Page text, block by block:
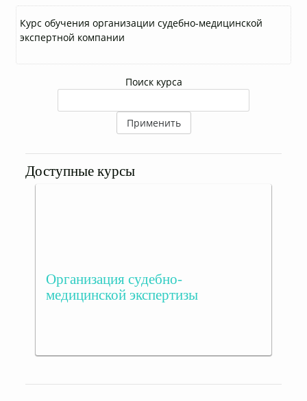
Курс обучения организации судебно-медицинской
экспертной компании
Поиск курса
Применить
Доступные курсы
Организация судебно-
медицинской экспертизы